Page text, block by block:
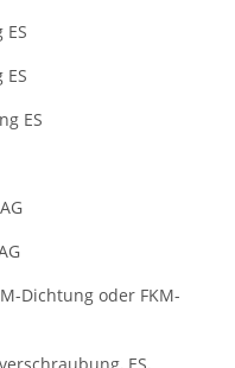
ES
Dichtung oder FKM-
ES,